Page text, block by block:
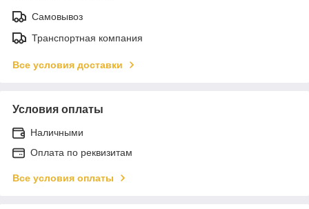
Самовывоз
Транспортная компания
Все условия доставки
Условия оплаты
Наличными
Оплата по реквизитам
Все условия оплаты